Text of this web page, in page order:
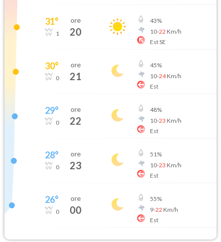
31°
1
ore
20
43%
10-22 Km/h
Est SE
30°
0
ore
21
45%
10-24Km/h
Est
29°
0
ore
22
48%
10-23 Km/h
Est
28°
0
ore
23
51%
10-23 Km/h
Est
26°
0
ore
00
55%
9-22 Km/h
Est